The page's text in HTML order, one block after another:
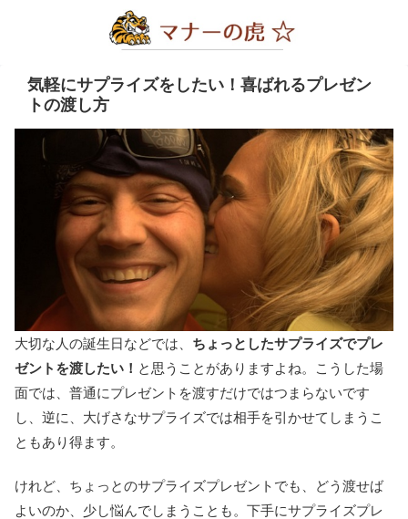
気軽にサプライズをしたい！喜ばれるプレゼン
トの渡し方
大切な人の誕生日などでは、 ちょっとしたサプライズでプレ
ゼントを渡したい！ と思うことがありますよね。こうした場
面では、普通にプレゼントを渡すだけではつまらないです
し、逆に、大げさなサプライズでは相手を引かせてしまうこ
ともあり得ます。
けれど、ちょっとのサプライズプレゼントでも、どう渡せば
よいのか、少し悩んでしまうことも。下手にサプライズプレ